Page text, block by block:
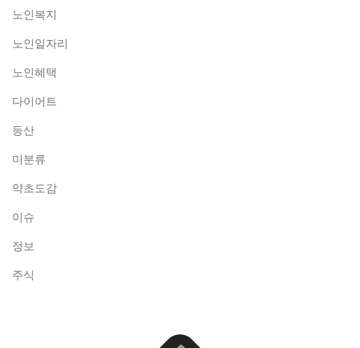
노인복지
노인일자리
노인혜택
다이어트
등산
미분류
약초도감
이슈
정보
주식